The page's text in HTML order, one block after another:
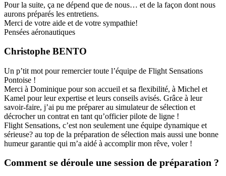
Pour la suite, ça ne dépend que de nous… et de la façon dont nous
aurons préparés les entretiens.
Merci de votre aide et de votre sympathie!
Pensées aéronautiques
Christophe BENTO
Un p’tit mot pour remercier toute l’équipe de Flight Sensations
Pontoise !
Merci à Dominique pour son accueil et sa flexibilité, à Michel et
Kamel pour leur expertise et leurs conseils avisés. Grâce à leur
savoir-faire, j’ai pu me préparer au simulateur de sélection et
décrocher un contrat en tant qu’officier pilote de ligne !
Flight Sensations, c’est non seulement une équipe dynamique et
sérieuse? au top de la préparation de sélection mais aussi une bonne
humeur garantie qui m’a aidé à accomplir mon rêve, voler !
Comment se déroule une session de préparation ?